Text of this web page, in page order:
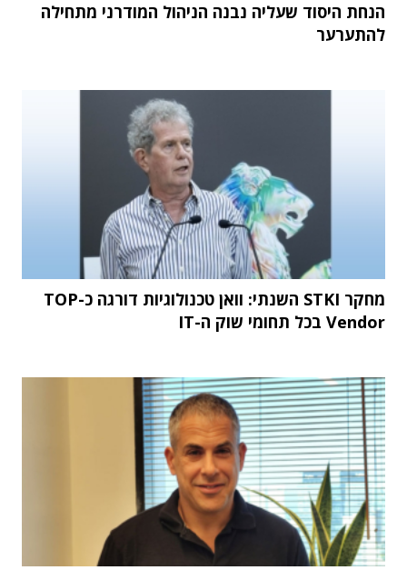
הנחת היסוד שעליה נבנה הניהול המודרני מתחילה
להתערער
מחקר STKI השנתי: וואן טכנולוגיות דורגה כ-TOP
Vendor בכל תחומי שוק ה-IT